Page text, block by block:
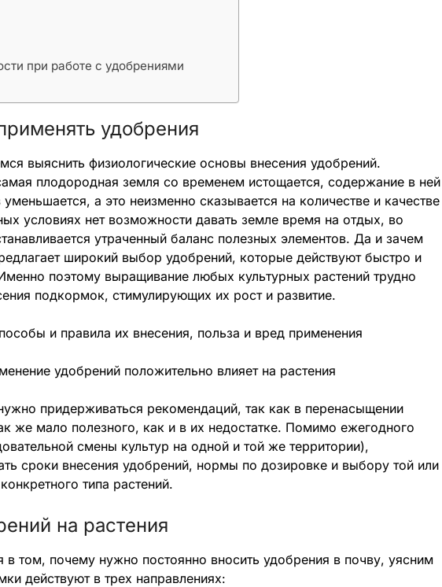
при работе с удобрениями
удобрения
выяснить физиологические основы внесения удобрений.
плодородная земля со временем истощается, содержание в ней
а это неизменно сказывается на количестве и качестве
условиях нет возможности давать земле время на отдых, во
утраченный баланс полезных элементов. Да и зачем
широкий выбор удобрений, которые действуют быстро и
поэтому выращивание любых культурных растений трудно
подкормок, стимулирующих их рост и развитие.
удобрений положительно влияет на растения
придерживаться рекомендаций, так как в перенасыщении
же мало полезного, как и в их недостатке. Помимо ежегодного
смены культур на одной и той же территории),
сроки внесения удобрений, нормы по дозировке и выбору той или
типа растений.
на растения
в том, почему нужно постоянно вносить удобрения в почву, уясним
действуют в трех направлениях: